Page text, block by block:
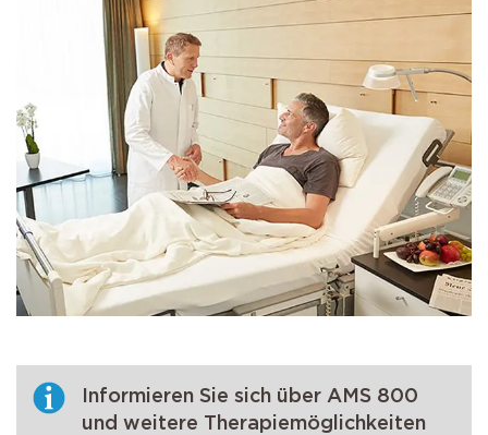
Informieren Sie sich über AMS 800
und weitere Therapiemöglichkeiten